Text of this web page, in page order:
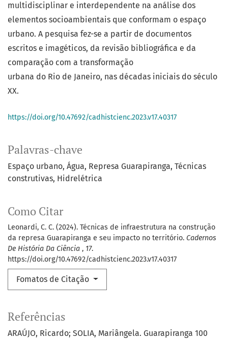
Palavras-chave
Espaço urbano Água Represa Guarapiranga Técnicas
construtivas Hidrelétrica
Como Citar
Leonardi, C. C. (2024). Técnicas de infraestrutura na construção
da represa Guarapiranga e seu impacto no território. Cadernos
De História Da Ciência , 17.
https://doi.org/10.47692/cadhistcienc.2023.v17.40317
Fomatos de Citação
multidisciplinar e interdependente na análise dos
elementos socioambientais que conformam o espaço
urbano. A pesquisa fez-se a partir de documentos
escritos e imagéticos, da revisão bibliográfica e da
comparação com a transformação
urbana do Rio de Janeiro, nas décadas iniciais do século
XX.
https://doi.org/10.47692/cadhistcienc.2023.v17.40317
Referências
ARAÚJO, Ricardo; SOLIA, Mariângela. Guarapiranga 100